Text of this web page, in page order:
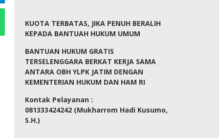
KUOTA TERBATAS, JIKA PENUH BERALIH
KEPADA BANTUAH HUKUM UMUM
BANTUAN HUKUM GRATIS
TERSELENGGARA BERKAT KERJA SAMA
ANTARA OBH YLPK JATIM DENGAN
KEMENTERIAN HUKUM DAN HAM RI
Kontak Pelayanan :
081333424242 (Mukharrom Hadi Kusumo,
S.H.)